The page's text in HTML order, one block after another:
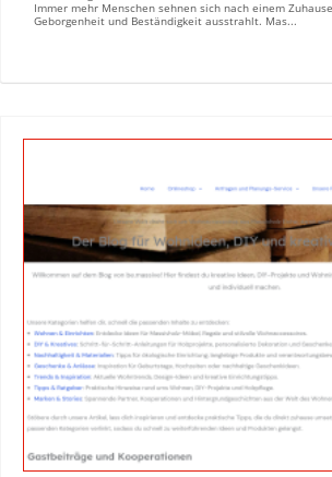
Immer mehr Menschen sehnen sich nach einem
Geborgenheit und Beständigkeit ausstrahlt. Mas...